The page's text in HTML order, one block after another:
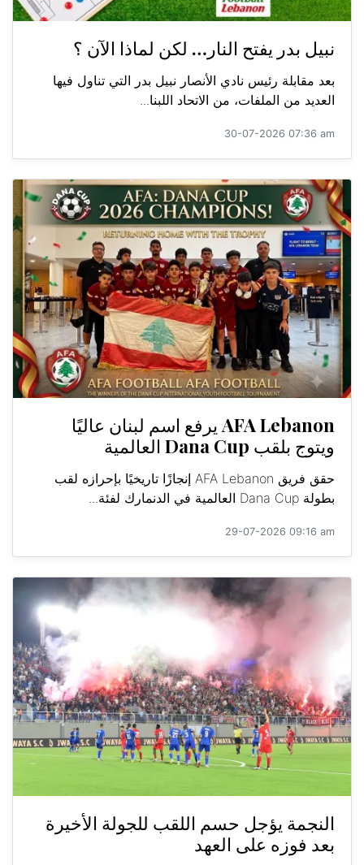
نبيل بدر يفتح النار… لكن لماذا الآن ؟
بعد مقابلة رئيس نادي الأنصار نبيل بدر التي تناول فيها
العديد من الملفات، من الاتحاد اللبنا...
30-07-2026 07:36 am
AFA Lebanon يرفع اسم لبنان عاليًا
ويتوج بلقب Dana Cup العالمية
حقق فريق AFA Lebanon إنجازًا تاريخيًا بإحرازه لقب
بطولة Dana Cup العالمية في الدنمارك لفئة...
29-07-2026 09:16 am
النجمة يؤجل حسم اللقب للجولة الأخيرة
بعد فوزه على العهد